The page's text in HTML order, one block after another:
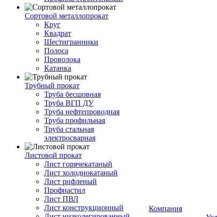
Сортовой металлопрокат
Круг
Квадрат
Шестигранники
Полоса
Проволока
Катанка
Трубный прокат
Труба бесшовная
Труба ВГП ДУ
Труба нефтепроводная
Труба профильная
Труба стальная
электросварная
Листовой прокат
Лист горячекатаный
Лист холоднокатаный
Лист рифленый
Профнастил
Лист ПВЛ
Лист конструкционный
Компания